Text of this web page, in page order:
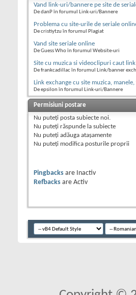
Vand link-uri/bannere pe site de
De danP în forumul Link-uri/Bannere
Problema cu site-urile de seriale
De cristiytzu în forumul Plagiat
Vand site seriale online
De Guess Who în forumul Website-uri
Site cu muzica si videoclipuri caut link
De frankcadillac în forumul Link/banner
Link exchange cu site muzica,
De epsilon în forumul Link-uri/Bannere
Permisiuni postare
Nu puteţi posta subiecte noi.
Nu puteţi răspunde la subiecte
Nu puteţi adăuga ataşamente
Nu puteţi modifica posturile proprii
Pingbacks are
Inactiv
Refbacks are Activ